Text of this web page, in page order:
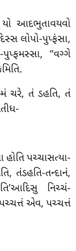
યો આદભુતાવયવો
લોપો-પુપ્ફંસા,
પુપ્ફમસ્સા, ‘‘વગ્ગે
ચરે, તં ડહતિ, તં
પચ્ચાસત્યા-
તંડહતિ-તન્દાનં,
નિચ્ચં-
એવ, પચ્ચત્તં